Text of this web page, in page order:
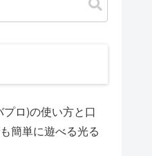
ロ)の使い方と口
簡単に遊べる光る